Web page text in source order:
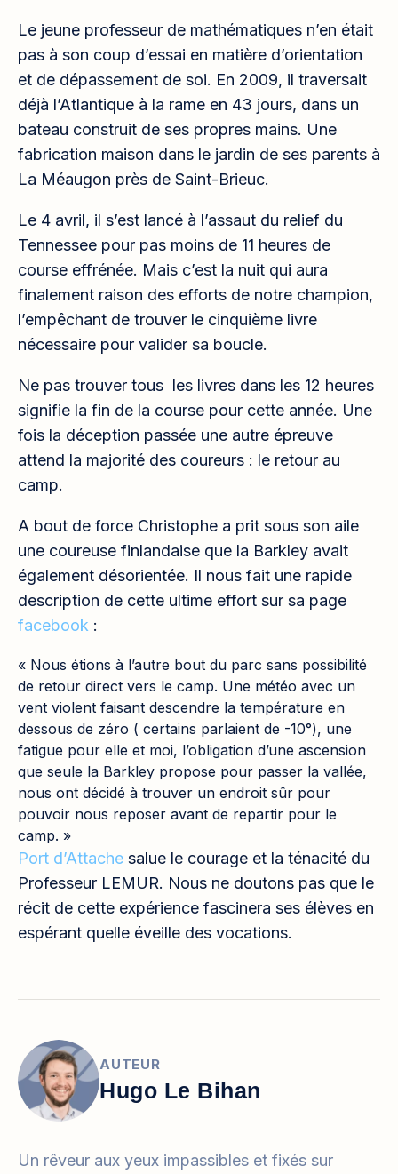
Le jeune professeur de mathématiques n’en était
pas à son coup d’essai en matière d’orientation
et de dépassement de soi. En 2009, il traversait
déjà l’Atlantique à la rame en 43 jours, dans un
bateau construit de ses propres mains. Une
fabrication maison dans le jardin de ses parents à
La Méaugon près de Saint-Brieuc.
Le 4 avril, il s’est lancé à l’assaut du relief du
Tennessee pour pas moins de 11 heures de
course effrénée. Mais c’est la nuit qui aura
finalement raison des efforts de notre champion,
l’empêchant de trouver le cinquième livre
nécessaire pour valider sa boucle.
Ne pas trouver tous les livres dans les 12 heures
signifie la fin de la course pour cette année. Une
fois la déception passée une autre épreuve
attend la majorité des coureurs : le retour au
camp.
A bout de force Christophe a prit sous son aile
une coureuse finlandaise que la Barkley avait
également désorientée. Il nous fait une rapide
description de cette ultime effort sur sa page
facebook :
« Nous étions à l’autre bout du parc sans possibilité
de retour direct vers le camp. Une météo avec un
vent violent faisant descendre la température en
dessous de zéro ( certains parlaient de -10°), une
fatigue pour elle et moi, l’obligation d’une ascension
que seule la Barkley propose pour passer la vallée,
nous ont décidé à trouver un endroit sûr pour
pouvoir nous reposer avant de repartir pour le
camp. »
Port d’Attache salue le courage et la ténacité du
Professeur LEMUR. Nous ne doutons pas que le
récit de cette expérience fascinera ses élèves en
espérant quelle éveille des vocations.
AUTEUR
Hugo Le Bihan
Un rêveur aux yeux impassibles et fixés sur